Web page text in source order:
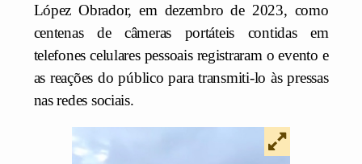
López Obrador, em dezembro de 2023, como
centenas de câmeras portáteis contidas em
telefones celulares pessoais registraram o evento e
as reações do público para transmiti-lo às pressas
nas redes sociais.